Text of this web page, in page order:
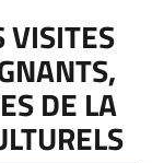
VISITES
DE LA